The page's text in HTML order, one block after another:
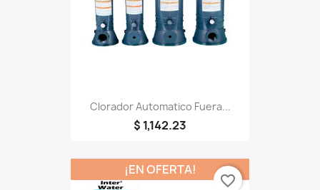
Clorador Automatico Fuera...
$ 1,142.23
¡EN OFERTA!
favorite_border